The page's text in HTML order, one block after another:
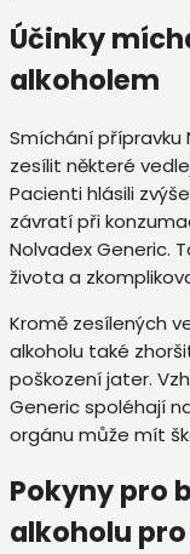
Účinky
alkoholem
Smíchání přípravku
zesílit některé
Pacienti hlásili
závratí při
Nolvadex Generic.
života a
Kromě zesílených
alkoholu také
poškození jater.
Generic spoléhají
orgánu může mít
Pokyny pro
alkoholu